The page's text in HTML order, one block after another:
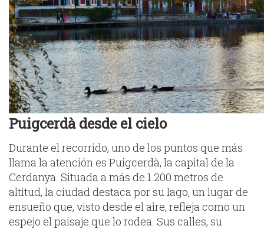
Puigcerdà desde el cielo
Durante el recorrido, uno de los puntos que más
llama la atención es Puigcerdà, la capital de la
Cerdanya. Situada a más de 1.200 metros de
altitud, la ciudad destaca por su lago, un lugar de
ensueño que, visto desde el aire, refleja como un
espejo el paisaje que lo rodea. Sus calles, su